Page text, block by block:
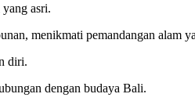
asri.
menikmati pemandangan alam
diri.
dengan budaya Bali.